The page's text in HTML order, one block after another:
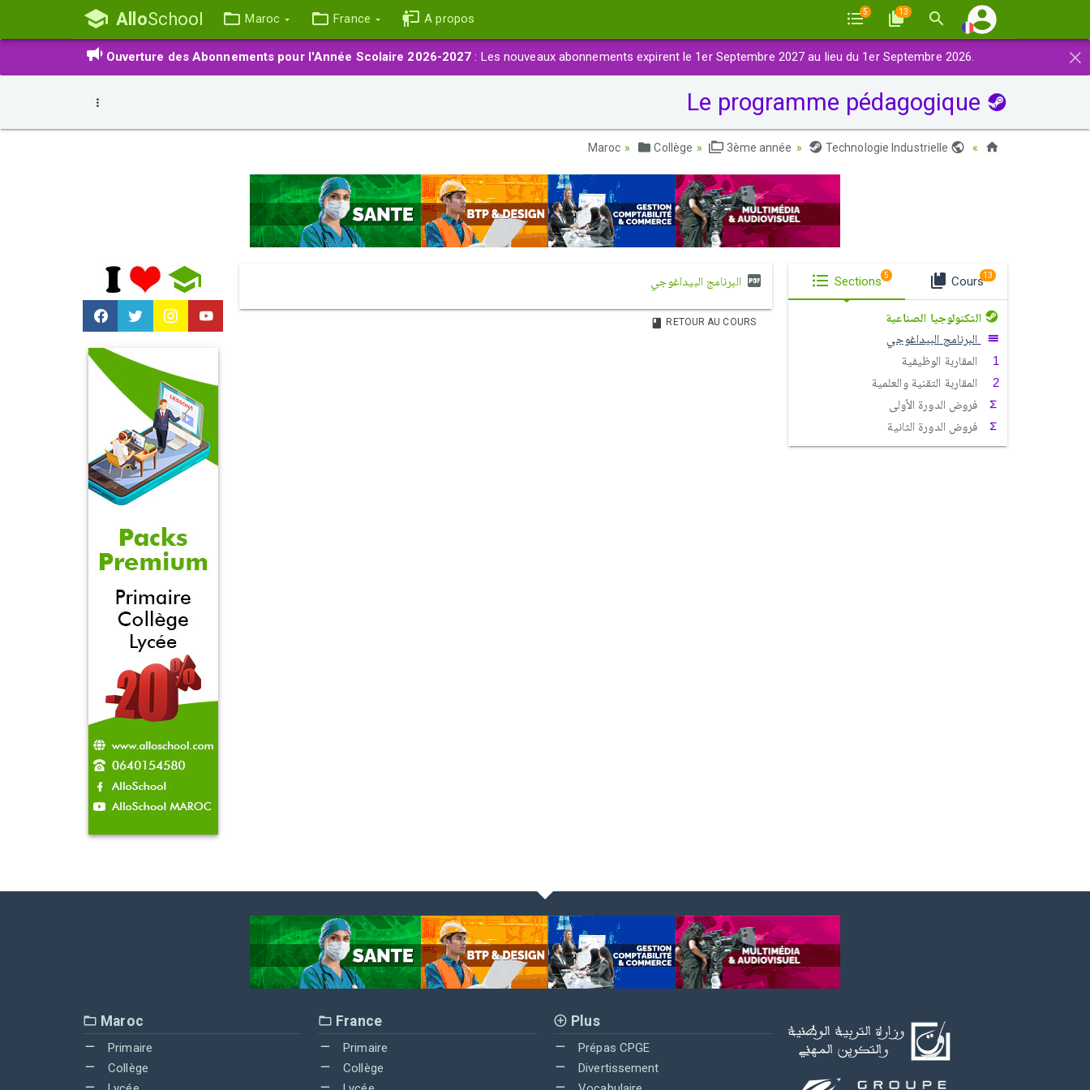
AlloSchool Maroc France A propos 5 13
×
Ouverture des Abonnements pour l'Année Scolaire 2026-2027 : Les nouveaux abonnements expirent le 1er Septembre 2027 au lieu du 1er Septembre 2026.
Collège 3ème année Technologie Industrielle
البرنامج البيداغوجي
RETOUR AU COURS
Sections 5 Cours13
التكنولوجيا الصناعية
البرنامج البيداغوجي
المقاربة الوظيفية
المقاربة التقنية والعلمية
فروض الدورة الأولى
فروض الدورة الثانية
Maroc
Primaire
Collège
France
Primaire
Collège
Plus
Prépas CPGE
Divertissement